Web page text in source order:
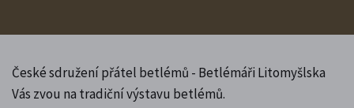
České sdružení přátel betlémů - Betlémáři Litomyšlska
Vás zvou na tradiční výstavu betlémů.